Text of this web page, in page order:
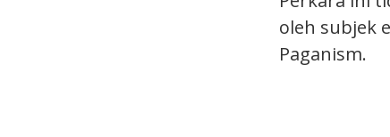
oleh subjek
Paganism.